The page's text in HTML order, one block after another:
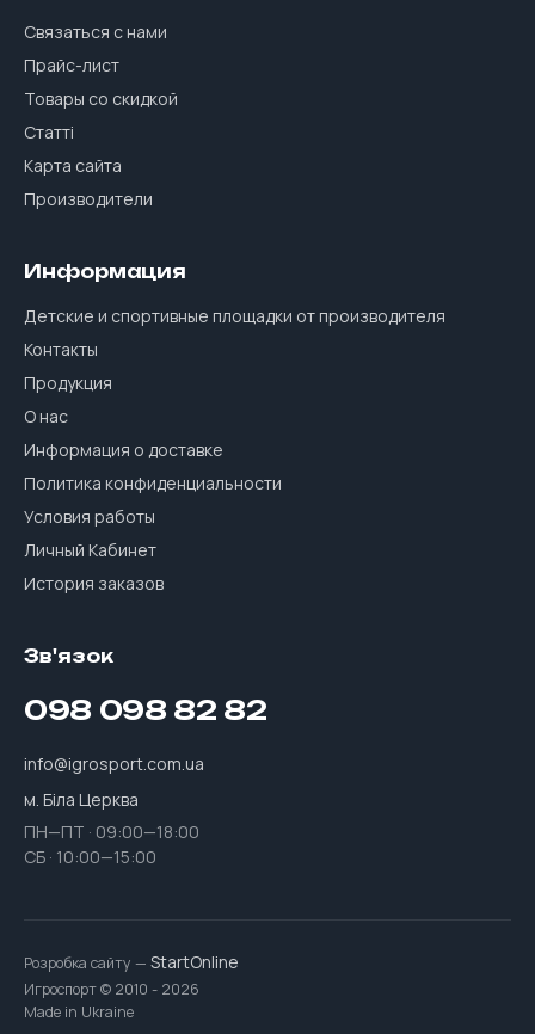
Связаться с нами
Прайс-лист
Товары со скидкой
Статті
Карта сайта
Производители
Информация
Детские и спортивные площадки от производителя
Контакты
Продукция
О нас
Информация о доставке
Политика конфиденциальности
Условия работы
Личный Кабинет
История заказов
Зв'язок
098 098 82 82
info@igrosport.com.ua
м. Біла Церква
ПН—ПТ · 09:00—18:00
СБ · 10:00—15:00
Розробка сайту — StartOnline
Игроспорт © 2010 - 2026
Made in Ukraine